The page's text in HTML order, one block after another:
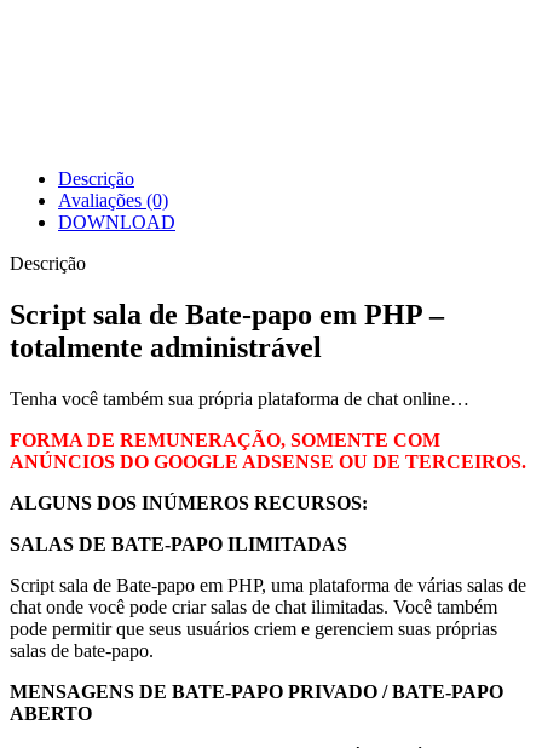
Descrição
Avaliações (0)
DOWNLOAD
Descrição
Script sala de Bate-papo em PHP –
totalmente administrável
Tenha você também sua própria plataforma de chat online…
FORMA DE REMUNERAÇÃO, SOMENTE COM
ANÚNCIOS DO GOOGLE ADSENSE OU DE TERCEIROS.
ALGUNS DOS INÚMEROS RECURSOS:
SALAS DE BATE-PAPO ILIMITADAS
Script sala de Bate-papo em PHP, uma plataforma de várias salas de
chat onde você pode criar salas de chat ilimitadas. Você também
pode permitir que seus usuários criem e gerenciem suas próprias
salas de bate-papo.
MENSAGENS DE BATE-PAPO PRIVADO / BATE-PAPO
ABERTO